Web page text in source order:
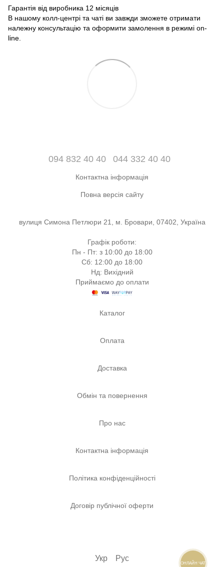
Гарантія від виробника 12 місяців
В нашому колл-центрі та чаті ви завжди зможете отримати
належну консультацію та оформити замолення в режимі on-
line.
094 832 40 40 044 332 40 40
Контактна інформація
Повна версія сайту
вулиця Симона Петлюри 21, м. Бровари, 07402, Україна
Графік роботи:
Пн - Пт: з 10:00 до 18:00
Сб: 12:00 до 18:00
Нд: Вихідний
Приймаємо до оплати
Каталог
Оплата
Доставка
Обмін та повернення
Про нас
Контактна інформація
Політика конфіденційності
Договір публічної оферти
Укр Рус
ОНЛАЙН ЧАТ